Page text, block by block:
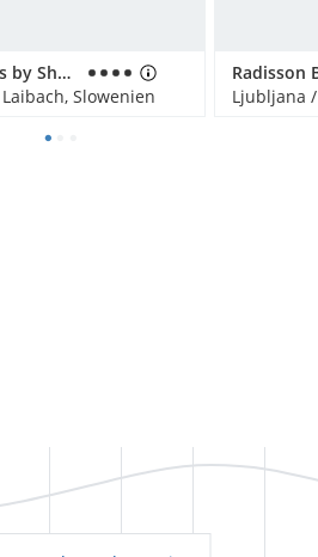
Four Points by Sheraton Hotel Ljubljana Mons
Slowenien
Ljubljana